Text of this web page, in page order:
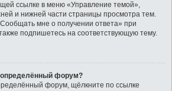
ссылке в меню «Управление темой»,
и нижней части страницы просмотра тем.
мне о получении ответа» при
подпишетесь на соответствующую тему.
определённый форум?
форум, щёлкните по ссылке